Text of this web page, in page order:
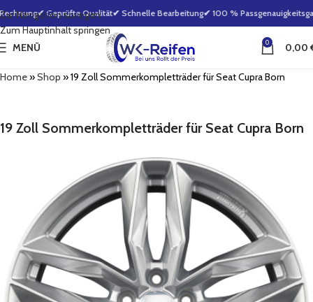
Zur Navigation springen
Zum Hauptinhalt springen
✔ Geprüfte Qualität✔ Schnelle Bearbeitung✔ 100 %
MENÜ 0 0,00
Home»Shop »19 Zoll Sommerkompletträder für Seat Cupra Born
19 Zoll Sommerkompletträder für Seat Cupra Born